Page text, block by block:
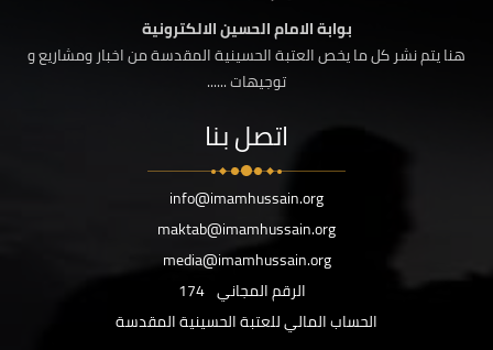
بوابة الامام الحسين الالكترونية
هنا يتم نشر كل ما يخص العتبة الحسينية المقدسة من اخبار ومشاريع و
توجيهات ......
اتصل بنا
info@imamhussain.org
maktab@imamhussain.org
media@imamhussain.org
الرقم المجاني 174
الحساب المالي للعتبة الحسينية المقدسة